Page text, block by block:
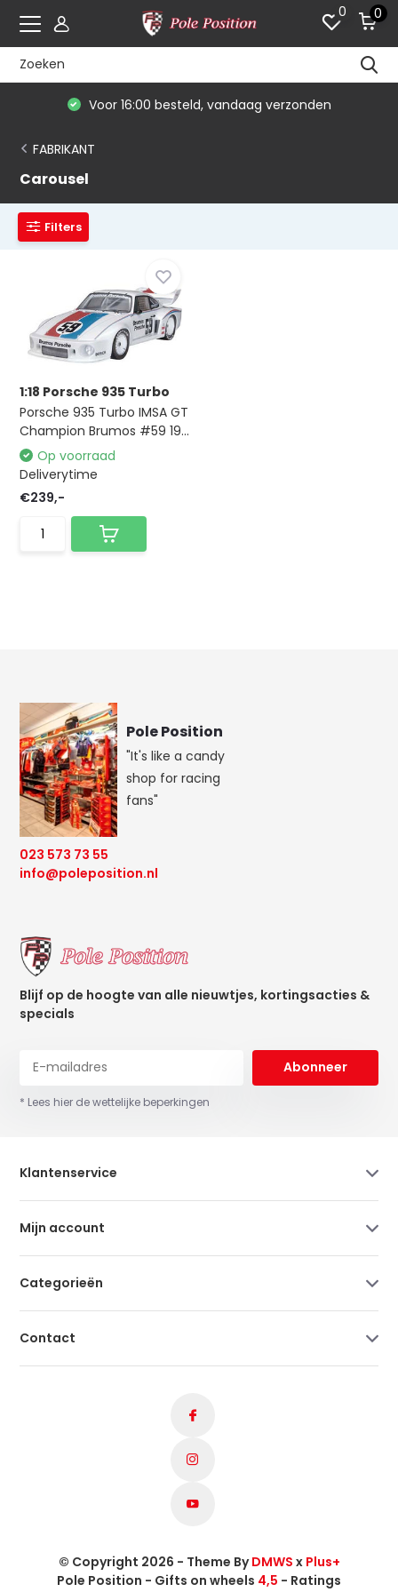
0 0
Voor 16:00 besteld, vandaag verzonden
FABRIKANT
Carousel
Filters
1:18 Porsche 935 Turbo
Porsche 935 Turbo IMSA GT
Champion Brumos #59 19...
Op voorraad
Deliverytime
€239,-
Pole Position
"It's like a candy
shop for racing
fans"
023 573 73 55
info@poleposition.nl
Blijf op de hoogte van alle nieuwtjes, kortingsacties &
specials
Abonneer
* Lees hier de wettelijke beperkingen
Klantenservice
Mijn account
Categorieën
Contact
© Copyright 2026 - Theme ByDMWS x Plus+
Pole Position - Gifts on wheels 4,5 - Ratings